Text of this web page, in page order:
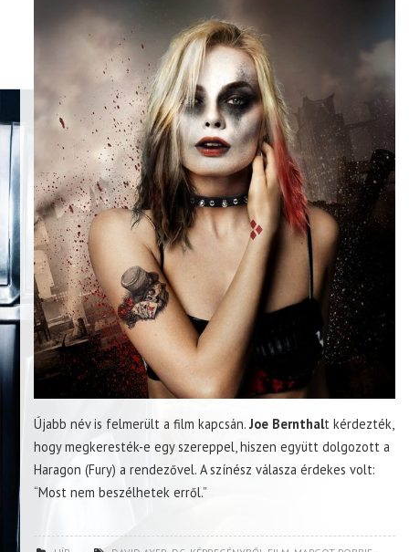
Újabb név is felmerült a film kapcsán.Joe Bernthalt kérdezték,
hogy megkeresték-e egy szereppel, hiszen együtt dolgozott a
Haragon (Fury) a rendezővel. A színész válasza érdekes volt:
“Most nem beszélhetek erről.”